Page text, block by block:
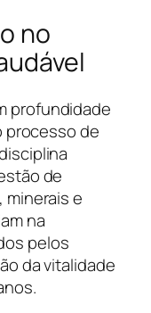
no
profundidade
processo de
de
minerais e
na
pelos
da vitalidade